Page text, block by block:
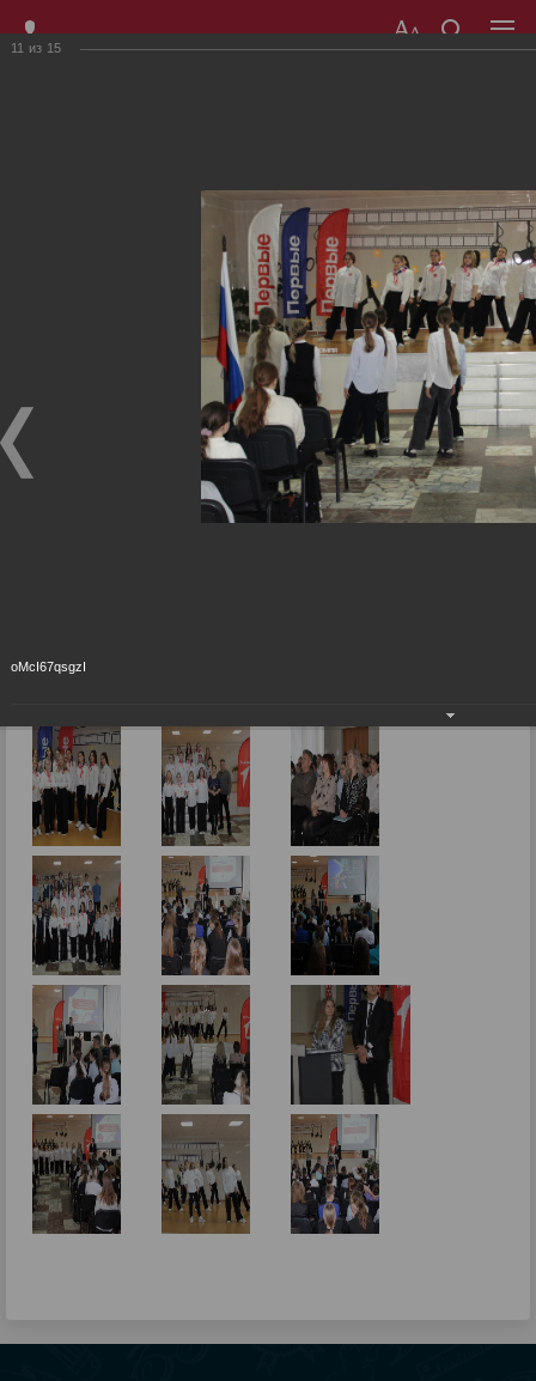
Школьная жизнь › Фотогалерея
›
Открытие первичного отделения РДДМ «Движение Первых»
Открытие первичного отделения РДДМ «Движение
11 из 15
oMcI67qsgzI